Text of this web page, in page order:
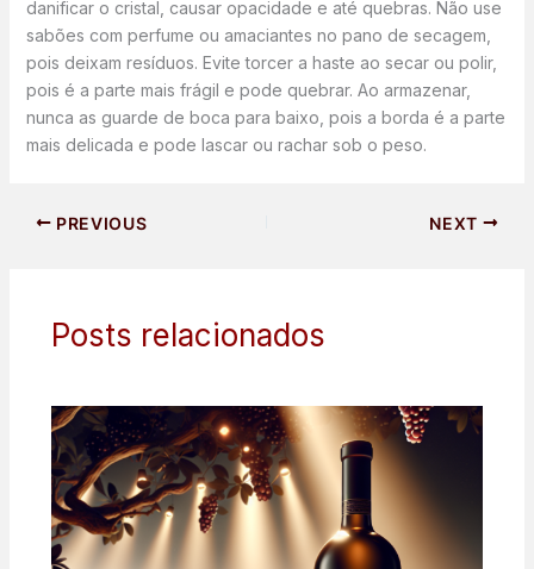
danificar o cristal, causar opacidade e até quebras. Não use
sabões com perfume ou amaciantes no pano de secagem,
pois deixam resíduos. Evite torcer a haste ao secar ou polir,
pois é a parte mais frágil e pode quebrar. Ao armazenar,
nunca as guarde de boca para baixo, pois a borda é a parte
mais delicada e pode lascar ou rachar sob o peso.
PREVIOUS NEXT
Posts relacionados